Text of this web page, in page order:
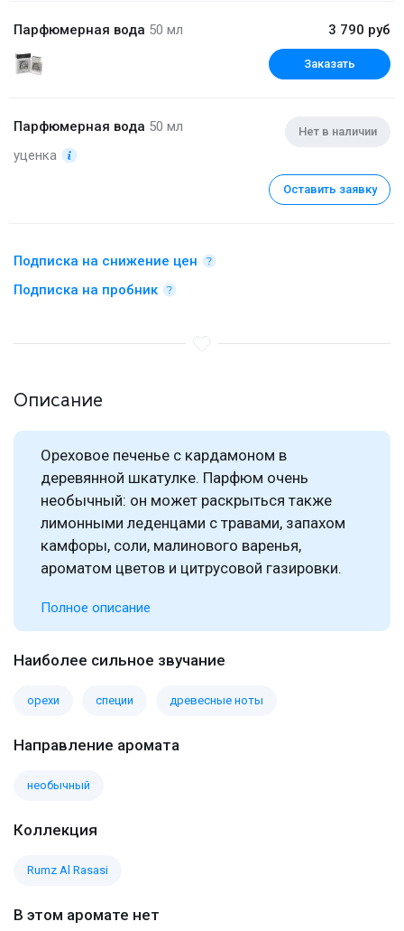
Парфюмерная вода 50 мл 3 790 руб
Заказать
Парфюмерная вода 50 мл
уценка
Нет в наличии
Оставить заявку
Подписка на снижение цен
Подписка на пробник
Описание
Ореховое печенье с кардамоном в
деревянной шкатулке. Парфюм очень
необычный: он может раскрыться также
лимонными леденцами с травами, запахом
камфоры, соли, малинового варенья,
ароматом цветов и цитрусовой газировки.
Полное описание
Наиболее сильное звучание
орехи специи древесные ноты
Направление аромата
необычный
Коллекция
Rumz Al Rasasi
В этом аромате нет